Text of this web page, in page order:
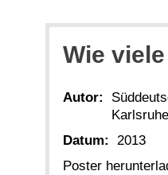
Wie
Autor:
Datum:
2013
Poster